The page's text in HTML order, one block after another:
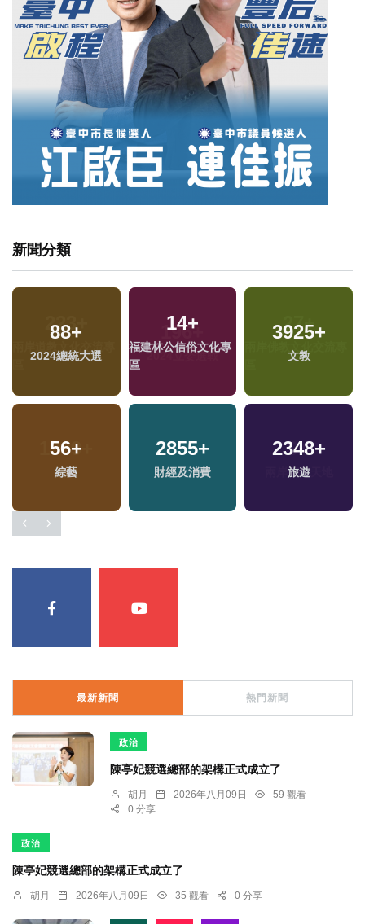
新聞分類
88+
2024總統大選
14+
福建林公信俗文化專
區
3925+
文教
56+
綜藝
2855+
財經及消費
2348+
旅遊
最新新聞 熱門新聞
政治
陳亭妃競選總部的架構正式成立了
胡月 2026年八月09日
59 觀看
0 分享
政治
陳亭妃競選總部的架構正式成立了
胡月 2026年八月09日 35 觀看 0 分享